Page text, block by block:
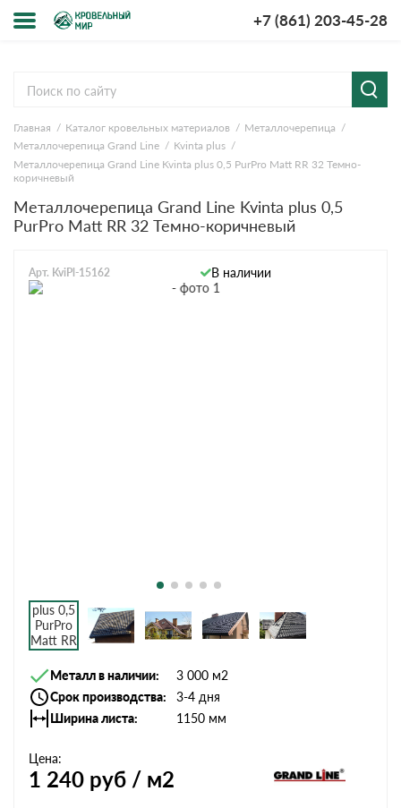
+7 (861) 203-45-28
компании
и оплата
ответы
Главная Каталог кровельных материалов
Металлочерепица
Металлочерепица Grand Line
Kvinta plus
Металлочерепица Grand Line Kvinta plus 0,5 PurPro Matt RR 32 Темно-
коричневый
Металлочерепица Grand Line Kvinta plus 0,5
PurPro Matt RR 32 Темно-коричневый
Арт. KviPl-15162 В наличии
Металл в наличии
3 000 м2
Срок производства
3-4 дня
Ширина листа
1150 мм
Цена:
1 240 руб / м2